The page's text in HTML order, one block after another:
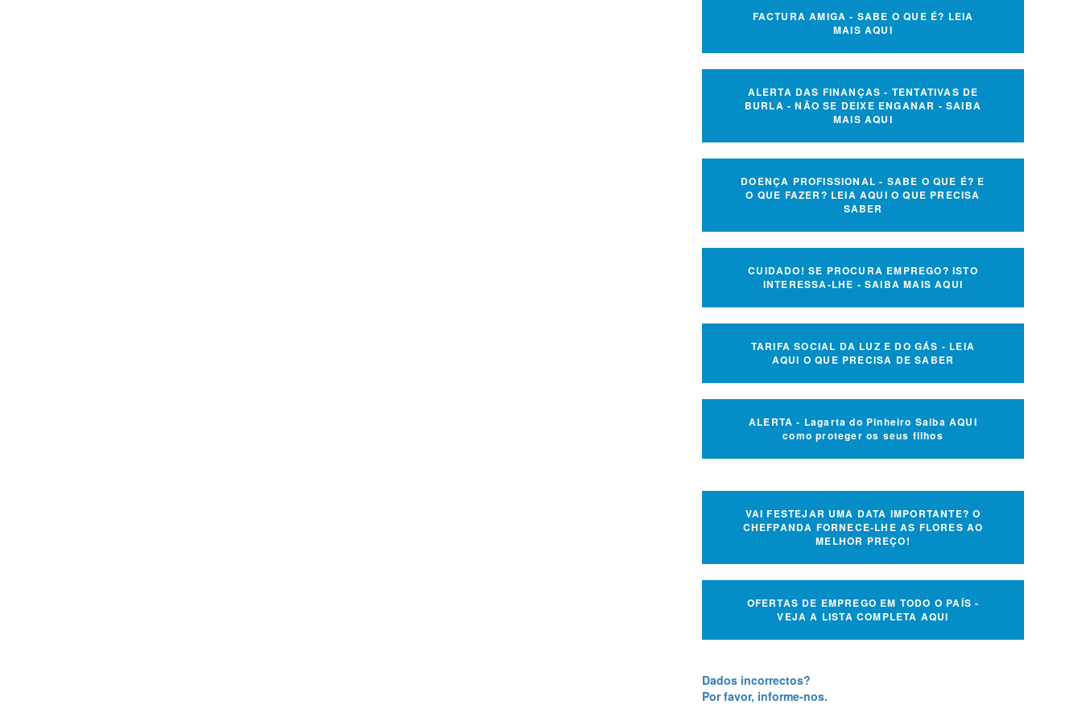
FACTURA AMIGA - SABE O QUE É? LEIA
MAIS AQUI
ALERTA DAS FINANÇAS - TENTATIVAS DE
BURLA - NÃO SE DEIXE ENGANAR - SAIBA
MAIS AQUI
DOENÇA PROFISSIONAL - SABE O QUE É? E
O QUE FAZER? LEIA AQUI O QUE PRECISA
SABER
CUIDADO! SE PROCURA EMPREGO? ISTO
INTERESSA-LHE - SAIBA MAIS AQUI
TARIFA SOCIAL DA LUZ E DO GÁS - LEIA
AQUI O QUE PRECISA DE SABER
ALERTA - Lagarta do Pinheiro Saiba AQUI
como proteger os seus filhos
VAI FESTEJAR UMA DATA IMPORTANTE? O
CHEFPANDA FORNECE-LHE AS FLORES AO
MELHOR PREÇO!
OFERTAS DE EMPREGO EM TODO O PAÍS -
VEJA A LISTA COMPLETA AQUI
Dados incorrectos?
Por favor, informe-nos.